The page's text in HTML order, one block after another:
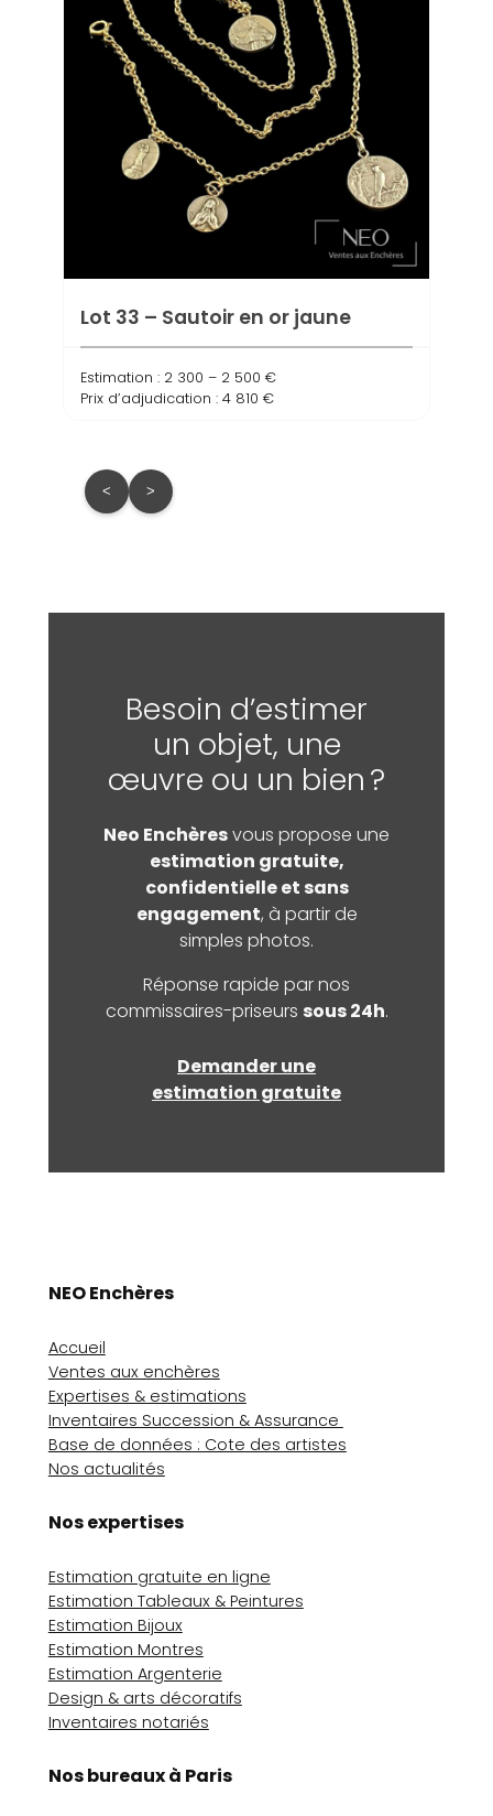
Lot 33 – Sautoir en or jaune
Estimation : 2 300 – 2 500 €
Prix d’adjudication : 4 810 €
< >
Besoin d’estimer
un objet, une
œuvre ou un bien ?
Neo Enchèresvous propose une
estimation gratuite,
confidentielle et sans
engagement, à partir de
simples photos.
Réponse rapide par nos
commissaires-priseurs sous 24h.
Demander une
estimation gratuite
NEO Enchères
Accueil
Ventes aux enchères
Expertises & estimations
Inventaires Succession & Assurance
Base de données : Cote des artistes
Nos actualités
Nos expertises
Estimation gratuite en ligne
Estimation Tableaux & Peintures
Estimation Bijoux
Estimation Montres
Estimation Argenterie
Design & arts décoratifs
Inventaires notariés
Nos bureaux à Paris